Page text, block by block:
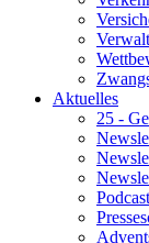
Aktuelles
25 -